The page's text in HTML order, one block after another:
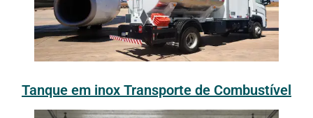
Tanque em inox Transporte de Combustível